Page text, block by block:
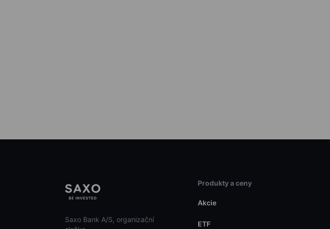
Saxo Bank A/S, organizační
Produkty a ceny
Akcie
ETF